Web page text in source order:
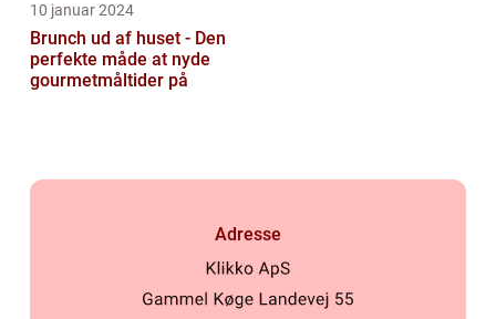
10 januar 2024
Brunch ud af huset - Den
perfekte måde at nyde
gourmetmåltider på
Adresse